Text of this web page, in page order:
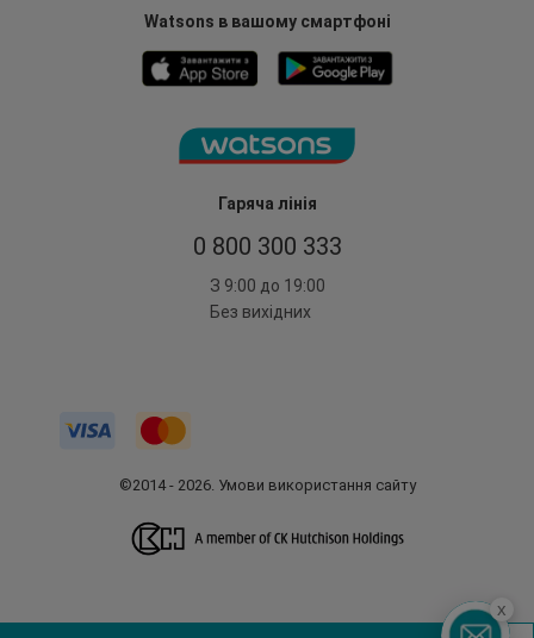
Гаряча лінія
0 800 300 333
З 9:00 до 19:00
Без вихідних
Watsons в вашому смартфоні
©2014 - 2026. Умови використання сайту
x